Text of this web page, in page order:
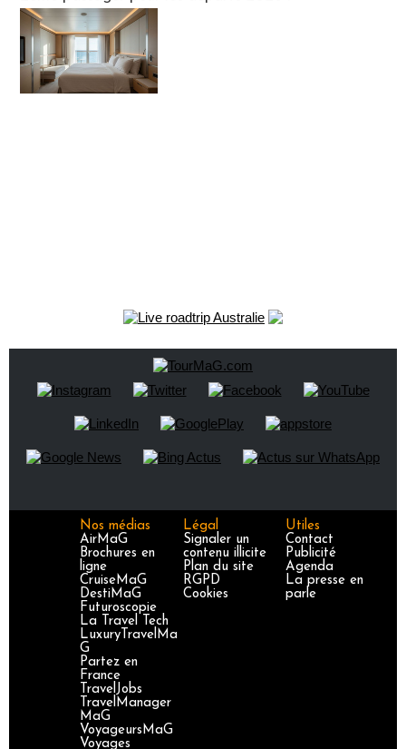
Nos médias
AirMaG
Brochures en
ligne
CruiseMaG
DestiMaG
Futuroscopie
La Travel Tech
LuxuryTravelMa
G
Partez en
France
TravelJobs
TravelManager
MaG
VoyageursMaG
Voyages
Légal
Signaler un
contenu illicite
Plan du site
RGPD
Cookies
Utiles
Contact
Publicité
Agenda
La presse en
parle